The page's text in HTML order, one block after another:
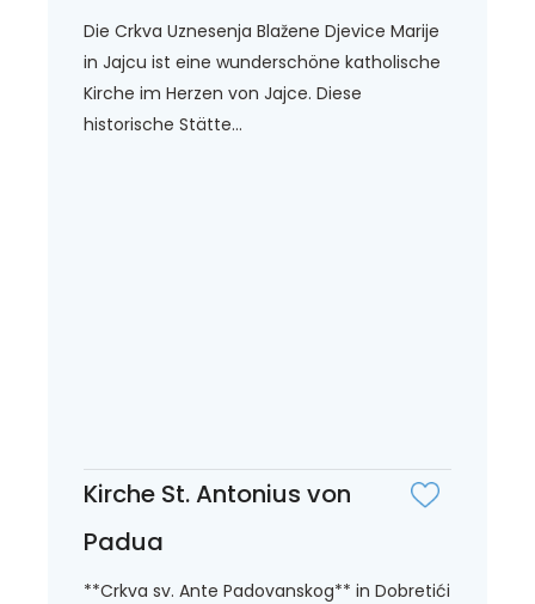
Die Crkva Uznesenja Blažene Djevice Marije
in Jajcu ist eine wunderschöne katholische
Kirche im Herzen von Jajce. Diese
historische Stätte...
Kirche St. Antonius von
Padua
**Crkva sv. Ante Padovanskog** in Dobretići